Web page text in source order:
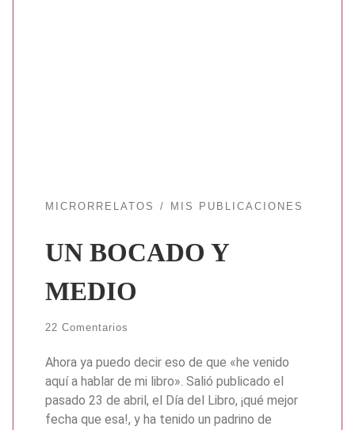
MICRORRELATOS MIS PUBLICACIONES
UN BOCADO Y
MEDIO
22 Comentarios
Ahora ya puedo decir eso de que «he venido
aquí a hablar de mi libro». Salió publicado el
pasado 23 de abril, el Día del Libro, ¡qué mejor
fecha que esa!, y ha tenido un padrino de